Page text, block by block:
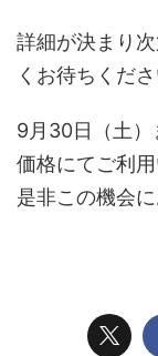
詳細が決まり
くお待ちくださ
9月30日（土）
価格にてご利
是非この機会に